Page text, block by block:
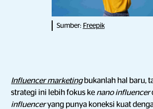
Sumber: Freepik
Influencer marketing bukanlah hal baru,
strategi ini lebih fokus ke nano influencer
influenceryang punya koneksi kuat